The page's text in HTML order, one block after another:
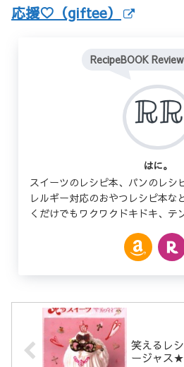
応援♡（giftee）
RecipeBOOK
はに。
スイーツのレシピ本、パンのレシ
レルギー対応のおやつレシピ本な
くだけでもワクワクドキドキ、テ
笑えるレ
ージャス★